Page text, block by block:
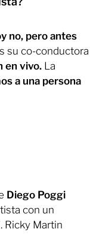
no, pero antes
su co-conductora
en vivo. La
a una persona
Diego Poggi
con un
. Ricky Martin